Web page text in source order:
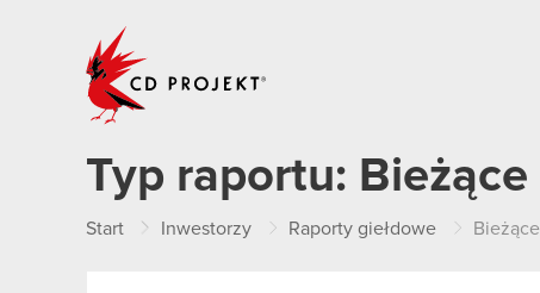
Typ raportu: Bieżące
Start Inwestorzy Raporty giełdowe Bieżące